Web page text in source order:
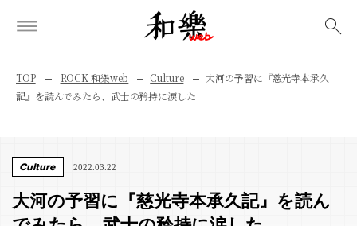
TOP ROCK 和樂web Culture
大河の予習に『慈光寺本承久
記』を読んでみたら、武士の矜持に涙した
Culture 2022.03.22
大河の予習に『慈光寺本承久記』を読ん